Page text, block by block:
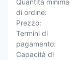
Quantità minima
di ordine:
Prezzo:
Termini di
pagamento:
Capacità di